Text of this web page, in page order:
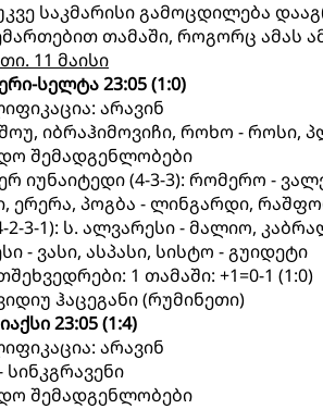
საკმარისი გამოცდილება
თამაში, როგორც ამას
11 მაისი
სელტა 23:05 (1:0)
არავინ
იბრაჰიმოვიჩი, როხო - როსი,
შემადგენლობები
იუნაიტედი (4-3-3): რომერო -
ერერა, პოგბა - ლინგარდი,
2-3-1): ს. ალვარესი - მალიო,
- ვასი, ასპასი, სისტო - გუიდეტი
1 თამაში: +1=0-1 (1:0)
ჰაცეგანი (რუმინეთი)
23:05 (1:4)
არავინ
სინკგრავენი
შემადგენლობები